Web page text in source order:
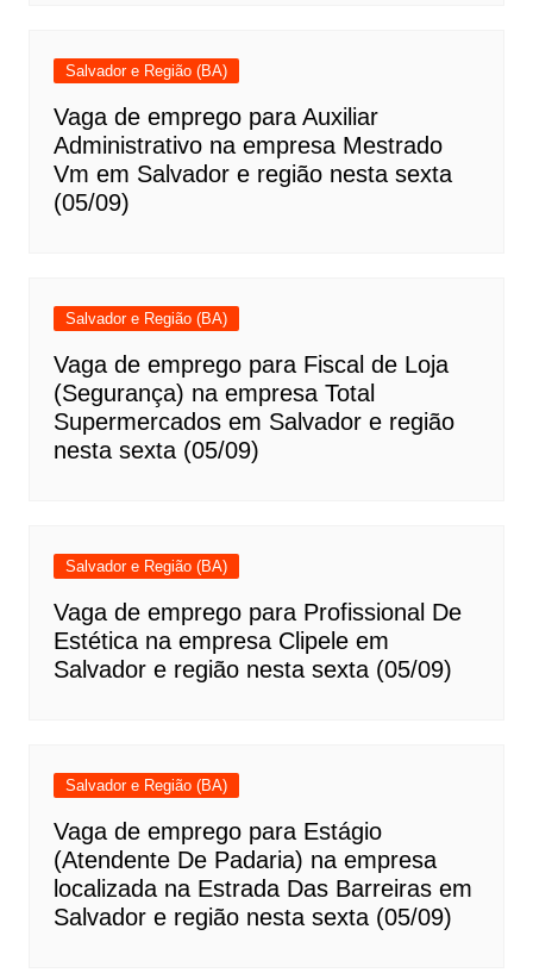
Salvador e Região (BA)
Vaga de emprego para Auxiliar
Administrativo na empresa Mestrado
Vm em Salvador e região nesta sexta
(05/09)
Salvador e Região (BA)
Vaga de emprego para Fiscal de Loja
(Segurança) na empresa Total
Supermercados em Salvador e região
nesta sexta (05/09)
Salvador e Região (BA)
Vaga de emprego para Profissional De
Estética na empresa Clipele em
Salvador e região nesta sexta (05/09)
Salvador e Região (BA)
Vaga de emprego para Estágio
(Atendente De Padaria) na empresa
localizada na Estrada Das Barreiras em
Salvador e região nesta sexta (05/09)